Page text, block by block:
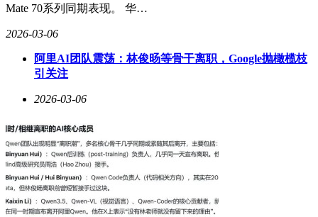
Mate 70系列同期表现。 华…
2026-03-06
阿里AI团队震荡：林俊旸等骨干离职，Google抛橄榄枝
引关注
2026-03-06